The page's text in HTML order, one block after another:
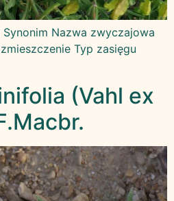
Synonim Nazwa zwyczajowa
Typ zasięgu
(Vahl ex